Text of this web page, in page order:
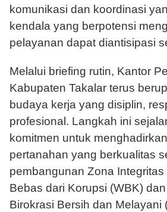
komunikasi dan koordinasi
kendala yang berpotensi
pelayanan dapat diantisipasi
Melalui briefing rutin, Kantor
Kabupaten Takalar terus
budaya kerja yang disiplin,
profesional. Langkah ini
komitmen untuk
pertanahan yang berkualitas
pembangunan Zona
Bebas dari Korupsi (WBK)
Birokrasi Bersih dan Melayani